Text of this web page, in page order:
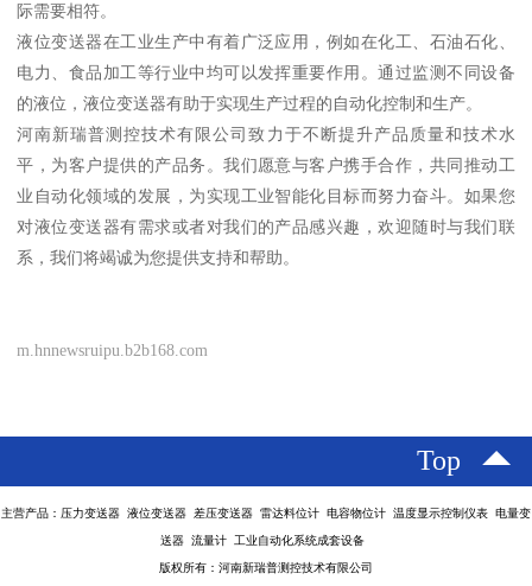
际需要相符。
液位变送器在工业生产中有着广泛应用，例如在化工、石油石化、
电力、食品加工等行业中均可以发挥重要作用。通过监测不同设备
的液位，液位变送器有助于实现生产过程的自动化控制和生产。
河南新瑞普测控技术有限公司致力于不断提升产品质量和技术水
平，为客户提供的产品务。我们愿意与客户携手合作，共同推动工
业自动化领域的发展，为实现工业智能化目标而努力奋斗。如果您
对液位变送器有需求或者对我们的产品感兴趣，欢迎随时与我们联
系，我们将竭诚为您提供支持和帮助。
m.hnnewsruipu.b2b168.com
Top
主营产品：压力变送器 液位变送器 差压变送器 雷达料位计 电容物位计 温度显示控制仪表 电量变
送器 流量计 工业自动化系统成套设备
版权所有：河南新瑞普测控技术有限公司